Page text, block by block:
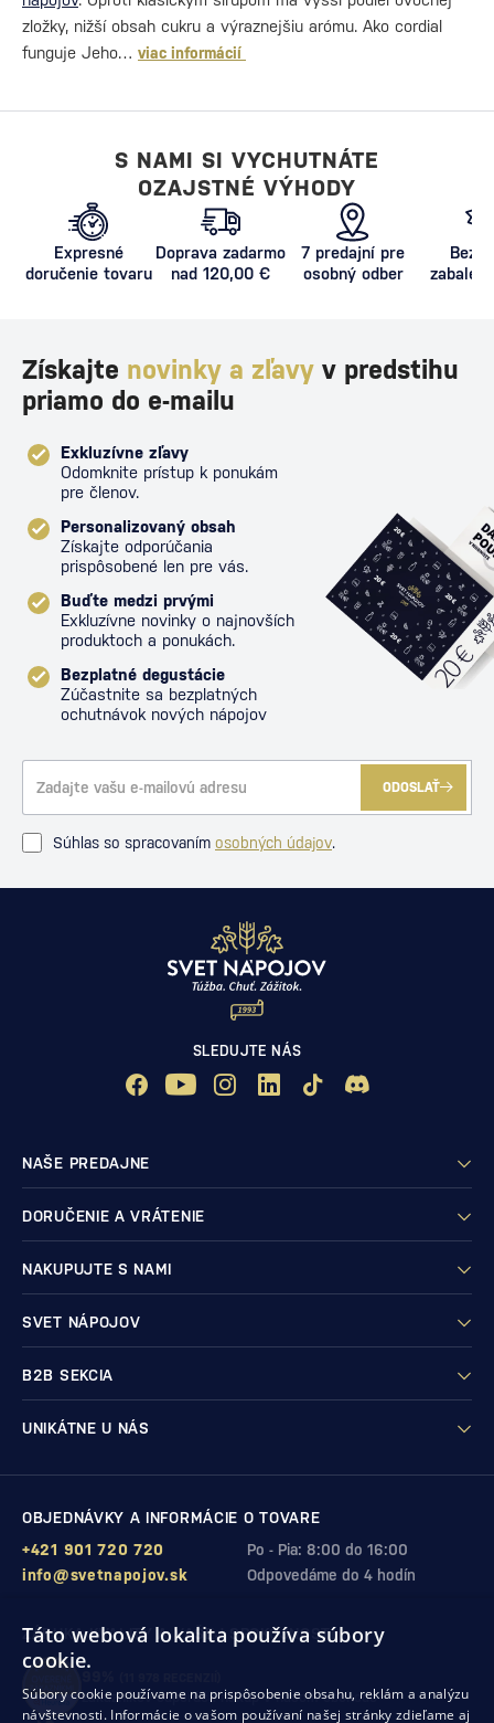
zložky, nižší obsah cukru a výraznejšiu arómu. Ako cordial
funguje Jeho… viac informácií
S NAMI SI VYCHUTNÁTE
OZAJSTNÉ VÝHODY
Expresné
doručenie tovaru
Doprava zadarmo
nad 120,00 €
7 predajní pre
osobný odber
Získajte novinky a zľavy v predstihu
priamo do e-mailu
Exkluzívne zľavy
Odomknite prístup k ponukám
pre členov.
Personalizovaný obsah
Získajte odporúčania
prispôsobené len pre vás.
Buďte medzi prvými
Exkluzívne novinky o najnovších
produktoch a ponukách.
Bezplatné degustácie
Zúčastnite sa bezplatných
ochutnávok nových nápojov
ODOSLAŤ
Súhlas so spracovaním osobných údajov.
SLEDUJTE NÁS
NAŠE PREDAJNE
DORUČENIE A VRÁTENIE
NAKUPUJTE S NAMI
SVET NÁPOJOV
B2B SEKCIA
UNIKÁTNE U NÁS
OBJEDNÁVKY A INFORMÁCIE O TOVARE
Po - Pia: 8:00 do 16:00
+421 901 720 720
Odpovedáme do 4 hodín
info@svetnapojov.sk
ZÁRUKA KVALITY A VAŠEJ SPOKOJNOSTI
zákazníkov odporúča nákup v našom obchode
Táto webová lokalita používa súbory
cookie.
Súbory cookie používame na prispôsobenie obsahu, reklám a analýzu
návštevnosti. Informácie o vašom používaní našej stránky zdieľame aj